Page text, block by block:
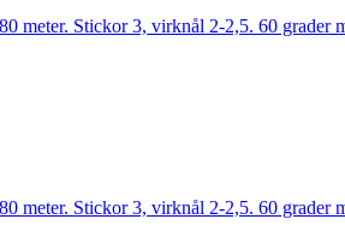
meter. Stickor 3, virknål 2-2,5. 60 grader
meter. Stickor 3, virknål 2-2,5. 60 grader